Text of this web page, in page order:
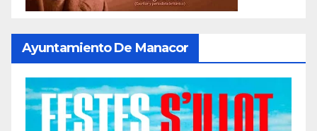
Ayuntamiento De Manacor